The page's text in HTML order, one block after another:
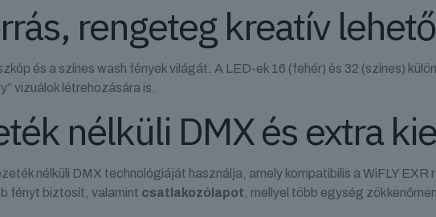
rengeteg kreatív
és a színes wash fények világát. A LED-ek 16 (fehér) és 32 (színes)
vizuálok létrehozására is.
nélküli DMX és extra
nélküli DMX technológiáját használja, amely kompatibilis a WiFLY
fényt biztosít, valamint csatlakozólapot , mellyel több egység